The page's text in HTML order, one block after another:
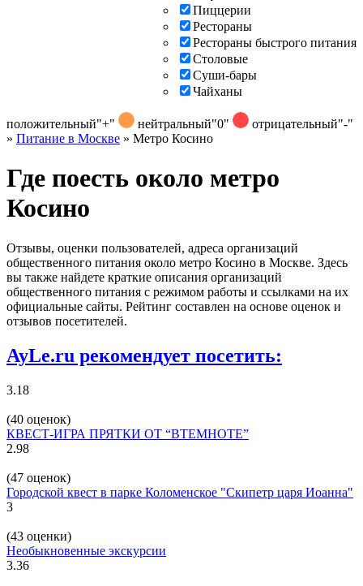
Пиццерии
Рестораны
Рестораны быстрого питания
Столовые
Суши-бары
Чайханы
положительный"+" нейтральный"0" отрицательный"-"
» Питание в Москве » Метро Косино
Где поесть около метро
Косино
Отзывы, оценки пользователей, адреса организаций
общественного питания около метро Косино в Москве. Здесь
вы также найдете краткие описания организаций
общественного питания с режимом работы и ссылками на их
официальные сайты. Рейтинг составлен на основе оценок и
отзывов посетителей.
AyLe.ru рекомендует посетить:
3.18
(40 оценок)
КВЕСТ-ИГРА ПРЯТКИ ОТ “ВТЕМНОТЕ”
2.98
(47 оценок)
Городской квест в парке Коломенское "Скипетр царя Иоанна"
3
(43 оценки)
Необыкновенные экскурсии
3.36